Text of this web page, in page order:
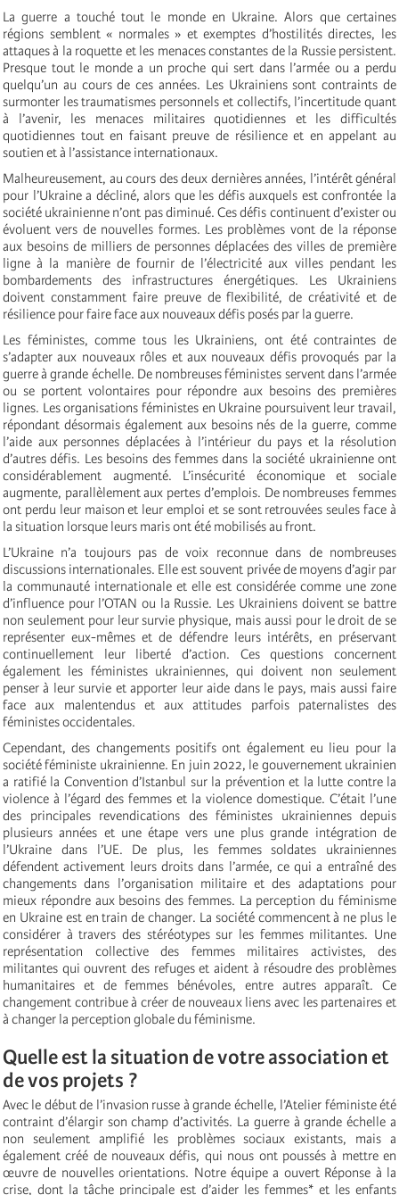
La guerre a touché tout le monde en Ukraine. Alors que certaines
régions semblent « normales » et exemptes d’hostilités directes, les
attaques à la roquette et les menaces constantes de la Russie persistent.
Presque tout le monde a un proche qui sert dans l’armée ou a perdu
quelqu’un au cours de ces années. Les Ukrainiens sont contraints de
surmonter les traumatismes personnels et collectifs, l’incertitude quant
à l’avenir, les menaces militaires quotidiennes et les difficultés
quotidiennes tout en faisant preuve de résilience et en appelant au
soutien et à l’assistance internationaux.
Malheureusement, au cours des deux dernières années, l’intérêt général
pour l’Ukraine a décliné, alors que les défis auxquels est confrontée la
société ukrainienne n’ont pas diminué. Ces défis continuent d’exister ou
évoluent vers de nouvelles formes. Les problèmes vont de la réponse
aux besoins de milliers de personnes déplacées des villes de première
ligne à la manière de fournir de l’électricité aux villes pendant les
bombardements des infrastructures énergétiques. Les Ukrainiens
doivent constamment faire preuve de flexibilité, de créativité et de
résilience pour faire face aux nouveaux défis posés par la guerre.
Les féministes, comme tous les Ukrainiens, ont été contraintes de
s’adapter aux nouveaux rôles et aux nouveaux défis provoqués par la
guerre à grande échelle. De nombreuses féministes servent dans l’armée
ou se portent volontaires pour répondre aux besoins des premières
lignes. Les organisations féministes en Ukraine poursuivent leur travail,
répondant désormais également aux besoins nés de la guerre, comme
l’aide aux personnes déplacées à l’intérieur du pays et la résolution
d’autres défis. Les besoins des femmes dans la société ukrainienne ont
considérablement augmenté. L’insécurité économique et sociale
augmente, parallèlement aux pertes d’emplois. De nombreuses femmes
ont perdu leur maison et leur emploi et se sont retrouvées seules face à
la situation lorsque leurs maris ont été mobilisés au front.
L’Ukraine n’a toujours pas de voix reconnue dans de nombreuses
discussions internationales. Elle est souvent privée de moyens d’agir par
la communauté internationale et elle est considérée comme une zone
d’influence pour l’OTAN ou la Russie. Les Ukrainiens doivent se battre
non seulement pour leur survie physique, mais aussi pour le droit de se
représenter eux-mêmes et de défendre leurs intérêts, en préservant
continuellement leur liberté d’action. Ces questions concernent
également les féministes ukrainiennes, qui doivent non seulement
penser à leur survie et apporter leur aide dans le pays, mais aussi faire
face aux malentendus et aux attitudes parfois paternalistes des
féministes occidentales.
Cependant, des changements positifs ont également eu lieu pour la
société féministe ukrainienne. En juin 2022, le gouvernement ukrainien
a ratifié la Convention d’Istanbul sur la prévention et la lutte contre la
violence à l’égard des femmes et la violence domestique. C’était l’une
des principales revendications des féministes ukrainiennes depuis
plusieurs années et une étape vers une plus grande intégration de
l’Ukraine dans l’UE. De plus, les femmes soldates ukrainiennes
défendent activement leurs droits dans l’armée, ce qui a entraîné des
changements dans l’organisation militaire et des adaptations pour
mieux répondre aux besoins des femmes. La perception du féminisme
en Ukraine est en train de changer. La société commencent à ne plus le
considérer à travers des stéréotypes sur les femmes militantes. Une
représentation collective des femmes militaires activistes, des
militantes qui ouvrent des refuges et aident à résoudre des problèmes
humanitaires et de femmes bénévoles, entre autres apparaît. Ce
changement contribue à créer de nouveaux liens avec les partenaires et
à changer la perception globale du féminisme.
Quelle est la situation de votre association et
de vos projets ?
Avec le début de l’invasion russe à grande échelle, l’Atelier féministe été
contraint d’élargir son champ d’activités. La guerre à grande échelle a
non seulement amplifié les problèmes sociaux existants, mais a
également créé de nouveaux défis, qui nous ont poussés à mettre en
œuvre de nouvelles orientations. Notre équipe a ouvert Réponse à la
crise, dont la tâche principale est d’aider les femmes* et les enfants